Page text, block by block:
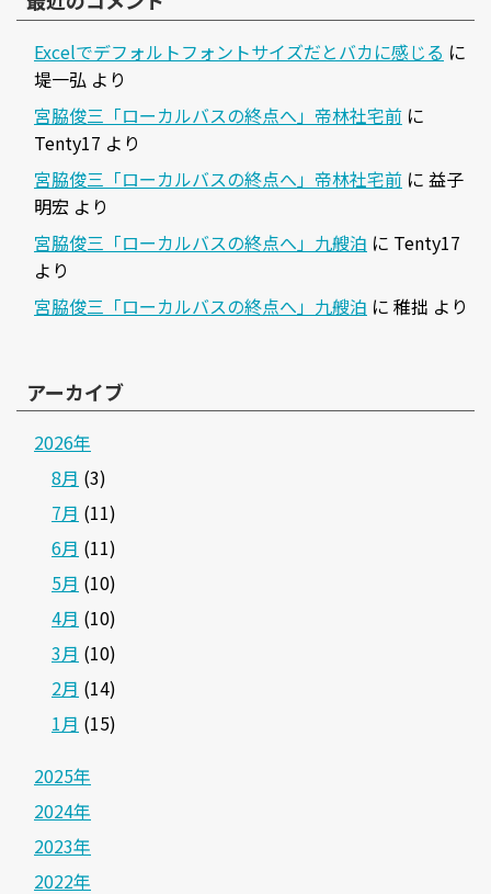
Excelでデフォルトフォントサイズだとバカに感じる に
堤一弘 より
宮脇俊三「ローカルバスの終点へ」帝林社宅前 に
Tenty17 より
宮脇俊三「ローカルバスの終点へ」帝林社宅前 に 益子
明宏 より
宮脇俊三「ローカルバスの終点へ」九艘泊 に Tenty17
より
宮脇俊三「ローカルバスの終点へ」九艘泊 に 稚拙 より
アーカイブ
2026年
8月 (3)
7月 (11)
6月 (11)
5月 (10)
4月 (10)
3月 (10)
2月 (14)
1月 (15)
2025年
2024年
2023年
2022年